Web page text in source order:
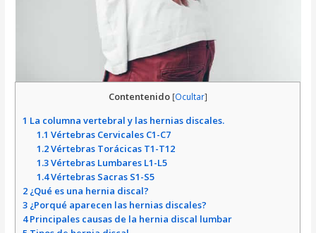
Contentenido [Ocultar]
1 La columna vertebral y las hernias discales.
1.1 Vértebras Cervicales C1-C7
1.2Vértebras Torácicas T1-T12
1.3Vértebras Lumbares L1-L5
1.4Vértebras Sacras S1-S5
2 ¿Qué es una hernia discal?
3 ¿Porqué aparecen las hernias discales?
4Principales causas de la hernia discal lumbar